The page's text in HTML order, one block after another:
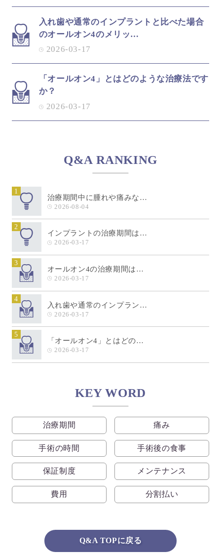
入れ歯や通常のインプラントと比べた場合
のオールオン4のメリッ…
2026-03-17
「オールオン4」とはどのような治療法です
か？
2026-03-17
Q&A RANKING
1
治療期間中に腫れや痛みな…
2026-08-04
2
インプラントの治療期間は…
2026-03-17
3
オールオン4の治療期間は…
2026-03-17
4
入れ歯や通常のインプラン…
2026-03-17
5
「オールオン4」とはどの…
2026-03-17
KEY WORD
治療期間 痛み
手術の時間 手術後の食事
保証制度 メンテナンス
費用 分割払い
Q&A TOPに戻る